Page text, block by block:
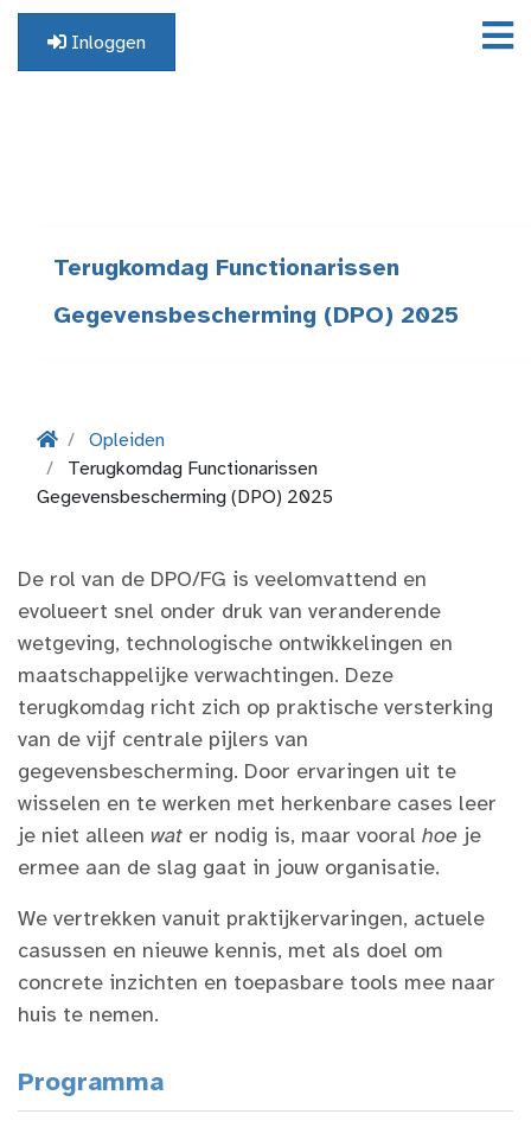
Inloggen
Terugkomdag Functionarissen
Gegevensbescherming (DPO) 2025
Opleiden
Terugkomdag Functionarissen
Gegevensbescherming (DPO) 2025
De rol van de DPO/FG is veelomvattend en
evolueert snel onder druk van veranderende
wetgeving, technologische ontwikkelingen en
maatschappelijke verwachtingen. Deze
terugkomdag richt zich op praktische versterking
van de vijf centrale pijlers van
gegevensbescherming. Door ervaringen uit te
wisselen en te werken met herkenbare cases leer
je niet alleen wat er nodig is, maar vooral hoe je
ermee aan de slag gaat in jouw organisatie.
We vertrekken vanuit praktijkervaringen, actuele
casussen en nieuwe kennis, met als doel om
concrete inzichten en toepasbare tools mee naar
huis te nemen.
Programma